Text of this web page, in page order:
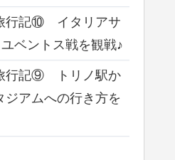
行記⑩ イタリアサ
ベントス戦を観戦♪
行記⑨ トリノ駅か
ジアムへの行き方を